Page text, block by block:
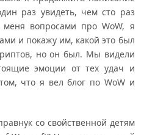
раз увидеть, чем сто раз
вопросами про WoW, я
и покажу им, какой это был
но он был. Мы видели
эмоции от тех удач и
что я вел блог по WoW и
со свойственной детям